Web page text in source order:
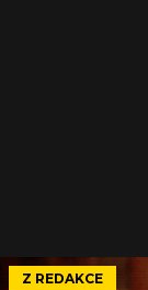
Z REDAKCE